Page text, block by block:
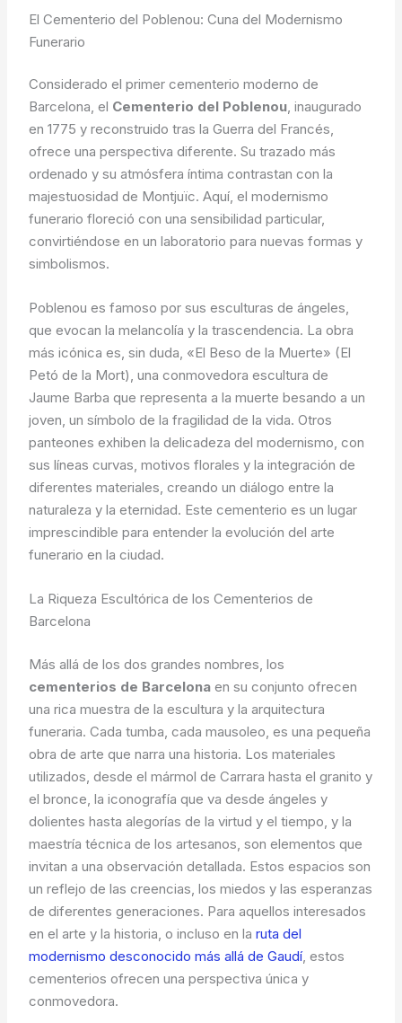
El Cementerio del Poblenou: Cuna del Modernismo
Funerario
Considerado el primer cementerio moderno de
Barcelona, el Cementerio del Poblenou, inaugurado
en 1775 y reconstruido tras la Guerra del Francés,
ofrece una perspectiva diferente. Su trazado más
ordenado y su atmósfera íntima contrastan con la
majestuosidad de Montjuïc. Aquí, el modernismo
funerario floreció con una sensibilidad particular,
convirtiéndose en un laboratorio para nuevas formas y
simbolismos.
Poblenou es famoso por sus esculturas de ángeles,
que evocan la melancolía y la trascendencia. La obra
más icónica es, sin duda, «El Beso de la Muerte» (El
Petó de la Mort), una conmovedora escultura de
Jaume Barba que representa a la muerte besando a un
joven, un símbolo de la fragilidad de la vida. Otros
panteones exhiben la delicadeza del modernismo, con
sus líneas curvas, motivos florales y la integración de
diferentes materiales, creando un diálogo entre la
naturaleza y la eternidad. Este cementerio es un lugar
imprescindible para entender la evolución del arte
funerario en la ciudad.
La Riqueza Escultórica de los Cementerios de
Barcelona
Más allá de los dos grandes nombres, los
cementerios de Barcelona en su conjunto ofrecen
una rica muestra de la escultura y la arquitectura
funeraria. Cada tumba, cada mausoleo, es una pequeña
obra de arte que narra una historia. Los materiales
utilizados, desde el mármol de Carrara hasta el granito y
el bronce, la iconografía que va desde ángeles y
dolientes hasta alegorías de la virtud y el tiempo, y la
maestría técnica de los artesanos, son elementos que
invitan a una observación detallada. Estos espacios son
un reflejo de las creencias, los miedos y las esperanzas
de diferentes generaciones. Para aquellos interesados
en el arte y la historia, o incluso en laruta del
modernismo desconocido más allá de Gaudí, estos
cementerios ofrecen una perspectiva única y
conmovedora.